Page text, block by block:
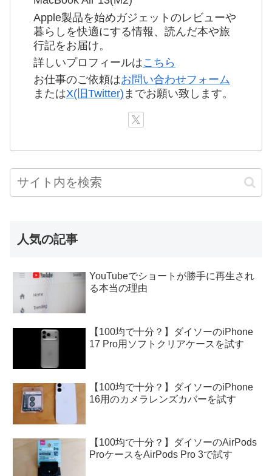
Apple製品を始めガジェットのレビューや
暮らしを快適にする情報、読んだ本や旅
行記をお届け。
詳しいプロフィールはこちら
お仕事のご依頼はお問い合わせフォーム
またはX(旧Twitter) までお願い致します。
人気の記事
YouTubeでショートが勝手に再生され
る本当の理由
【100均で十分？】ダイソーのiPhone
17 Pro用ソフトクリアケースを試す
【100均で十分？】ダイソーのiPhone
16用のカメラレンズカバーを試す
【100均で十分？】ダイソーのAirPods
ProケースをAirPods Pro 3で試す